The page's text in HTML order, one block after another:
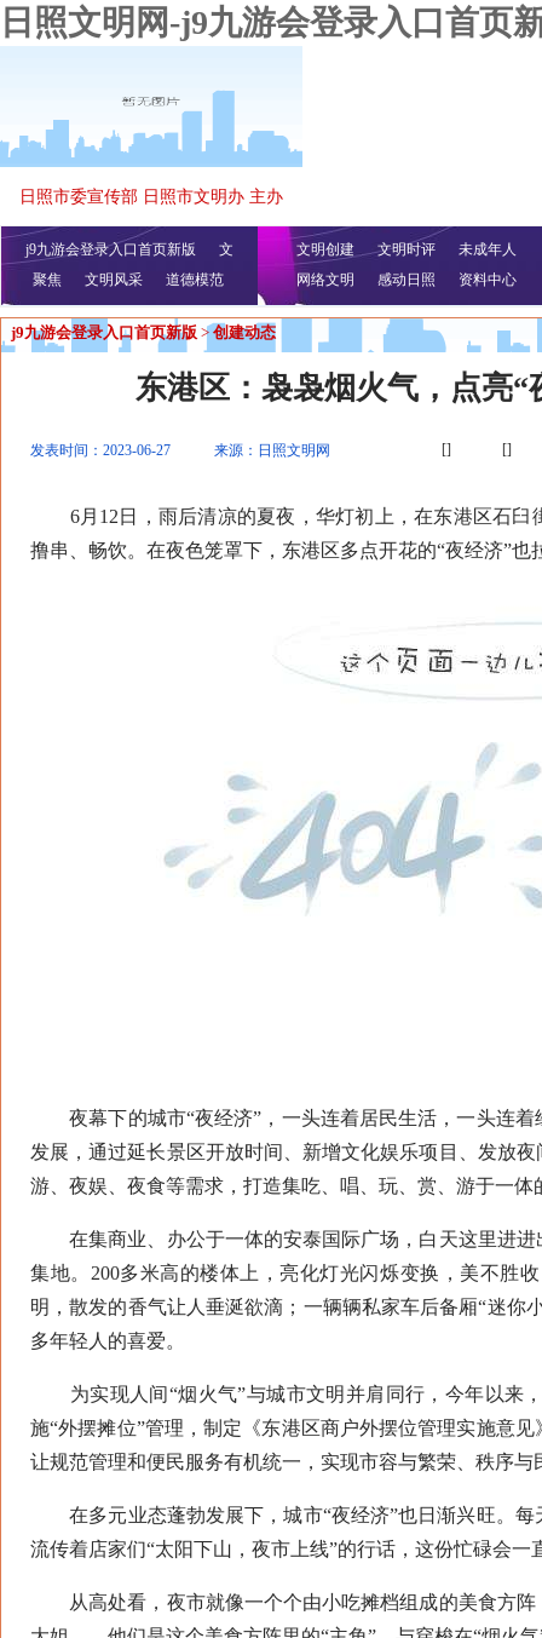
日照文明网-j9九游会登录入口首页
日照市委宣传部 日照市文明办 主办
j9九游会登录入口首页新版
文
明播报
公益视频
聚焦 文明风采 道德模范
文明创建 文明时评
未成年人
网络文明
感动日照 资料中心
j9九游会登录入口首页新版 > 创建动态
东港区：袅袅烟火气，点亮“
发表时间：2023-06-27 来源：日照文明网 [] []
6月12日，雨后清凉的夏夜，华灯初上，在东港区石臼
撸串、畅饮。在夜色笼罩下，东港区多点开花的“夜经济”
夜幕下的城市“夜经济”，一头连着居民生活，一头连着
发展，通过延长景区开放时间、新增文化娱乐项目、发放
游、夜娱、夜食等需求，打造集吃、唱、玩、赏、游于一
在集商业、办公于一体的安泰国际广场，白天这里进进
集地。200多米高的楼体上，亮化灯光闪烁变换，美不胜
明，散发的香气让人垂涎欲滴；一辆辆私家车后备厢“迷
多年轻人的喜爱。
为实现人间“烟火气”与城市文明并肩同行，今年以来
施“外摆摊位”管理，制定《东港区商户外摆位管理实施意
让规范管理和便民服务有机统一，实现市容与繁荣、秩序与
在多元业态蓬勃发展下，城市“夜经济”也日渐兴旺。每
流传着店家们“太阳下山，夜市上线”的行话，这份忙碌会一
从高处看，夜市就像一个个由小吃摊档组成的美食方阵